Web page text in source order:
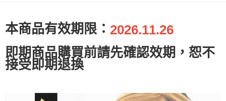
權轉讓予恩沛科技股份有限公司。
２．關於個人資料處理事宜，請瀏覽以下網址：
３．未成年的使用者請事先徵得法定代理人或監護人之同意方可使用
「AFTEE先享後付」，若未經同意申辦者引起之損失，本公司不負相關責
任。
大型貨運
宅配-離島
每筆NT$180
本商品有效期限： 2026.11.26
即期商品購買前請先確認效期，恕不
接受即期退換